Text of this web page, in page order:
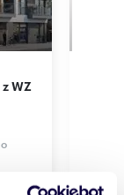
szkół,